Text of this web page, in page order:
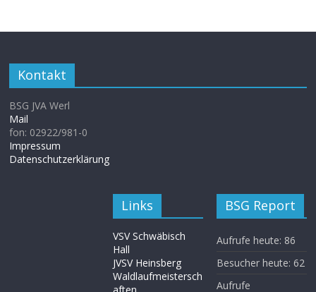
Kontakt
BSG JVA Werl
Mail
fon: 02922/981-0
Impressum
Datenschutzerklärung
Links
VSV Schwäbisch
Hall
JVSV Heinsberg
Waldlaufmeistersch
BSG Report
Aufrufe heute: 86
Besucher heute: 62
Aufrufe